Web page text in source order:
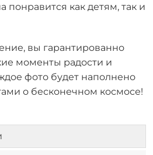
понравится как детям, так и
вы гарантированно
моменты радости и
фото будет наполнено
о бесконечном космосе!